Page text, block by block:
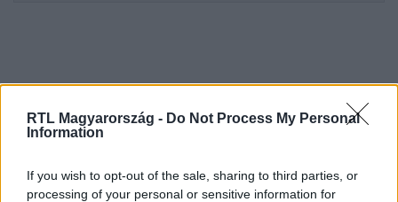
RTL Magyarország - Do Not Process My Personal
Information
If you wish to opt-out of the sale, sharing to third parties, or
processing of your personal or sensitive information for